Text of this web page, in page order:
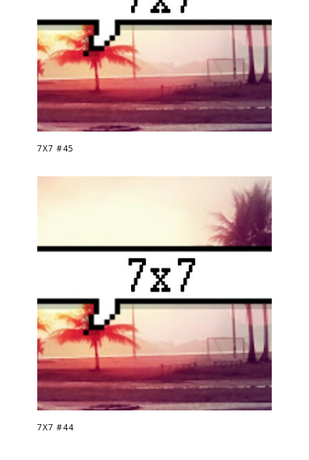
7X7 #45
7X7 #44